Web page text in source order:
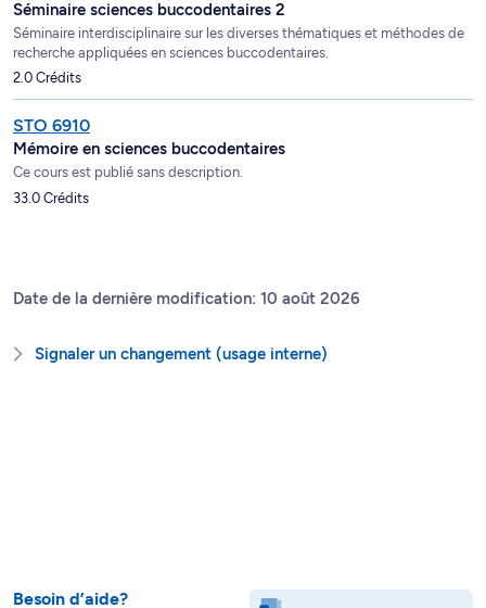
Séminaire sciences buccodentaires 2
Séminaire interdisciplinaire sur les diverses thématiques et méthodes de
recherche appliquées en sciences buccodentaires.
2.0 Crédits
STO 6910
Mémoire en sciences buccodentaires
Ce cours est publié sans description.
33.0 Crédits
Date de la dernière modification: 10 août 2026
Signaler un changement (usage interne)
Besoin d’aide?